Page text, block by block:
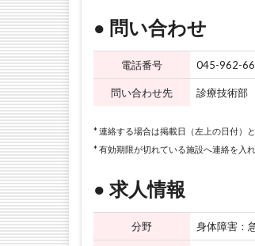
● 問い合わせ
電話番号 045-962-
問い合わせ先 診療技術
* 連絡する場合は掲載日（左上の日付）
* 有効期限が切れている施設へ連絡を入
● 求人情報
分野 身体障害：